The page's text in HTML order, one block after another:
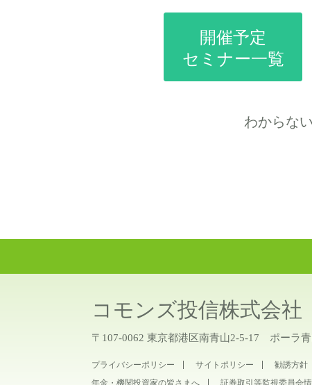
開催予定
セミナー一覧
わからな
コモンズ投信株式会社
〒107-0062 東京都港区南青山2-5-17 ポーラ
プライバシーポリシー サイトポリシー 勧誘方針
年金・機関投資家の皆さまへ
証券取引等監視委員会